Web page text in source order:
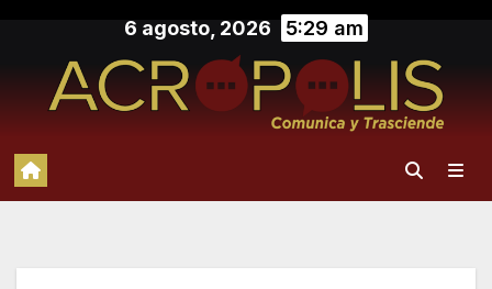
contenido
6 agosto, 2026 5:29 am